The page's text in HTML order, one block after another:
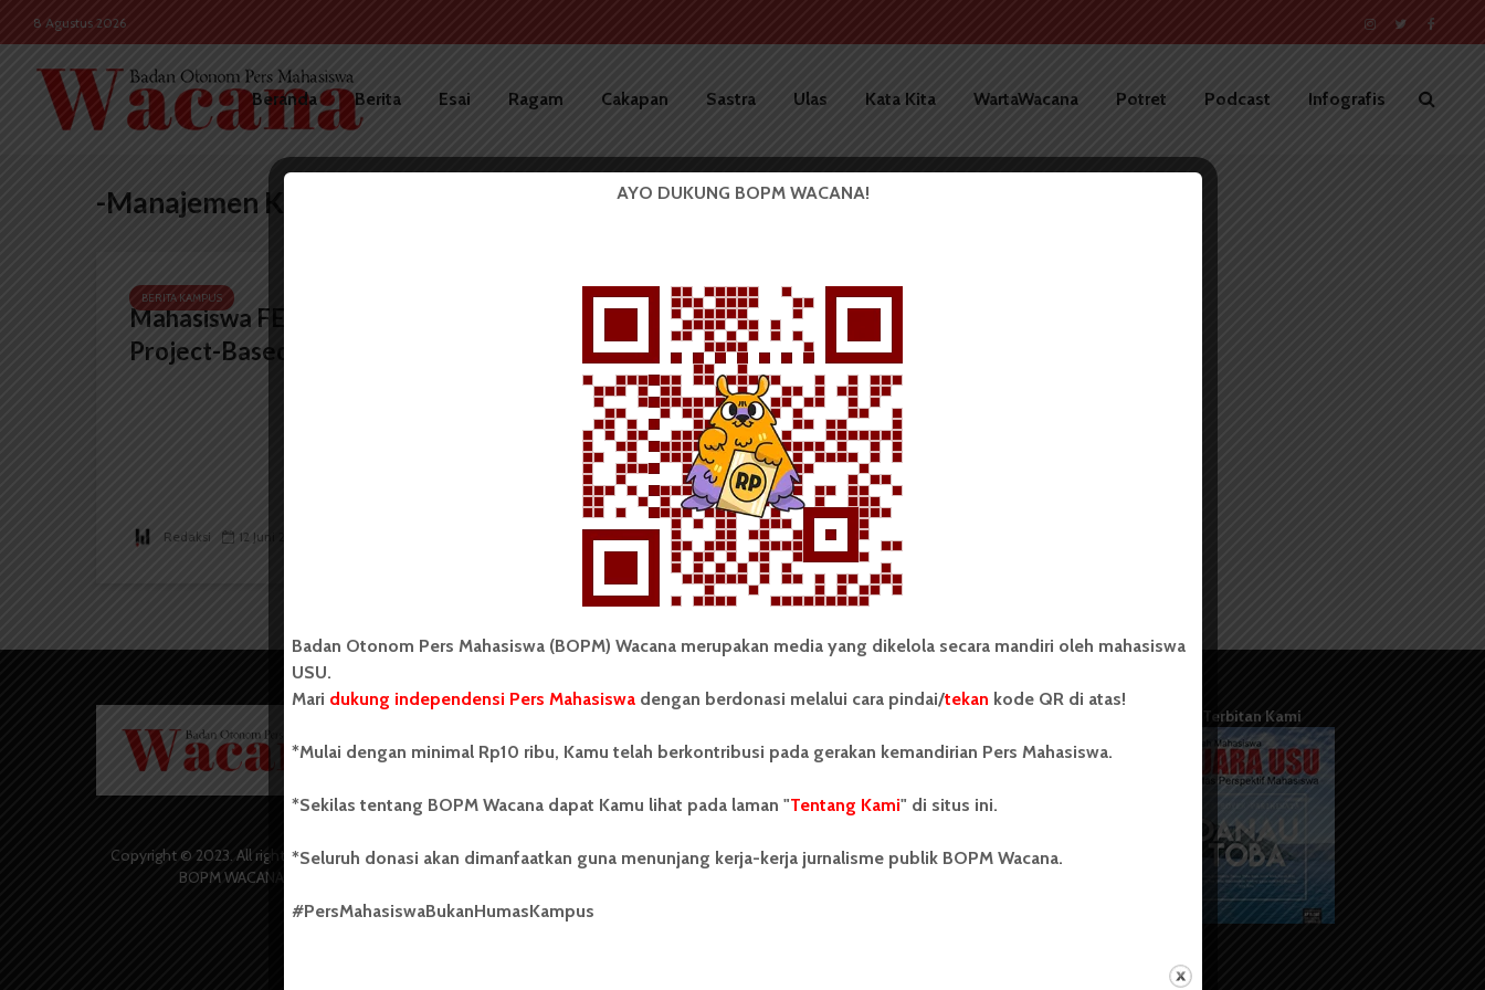
8 Agustus 2026
Beranda Berita Esai Ragam Cakapan Sastra Ulas Kata Kita WartaWacana Potret Podcast Infografis
-Manajemen Konsentrasi Kewirausahaan
BERITA KAMPUS
Mahasiswa FEB Sarankan
Project-Based Sebagai Tugas...
Redaksi 12 Juni 2021
Copyright © 2023. All rights reserved
BOPM WACANA.
Badan Otonom Pers Mahasiswa (BOPM)
yang berdiri di luar kampus dan dikelola
Universitas Sumatera Utara (USU).
salah satu Unit Kegiatan Mahasiswa
(UKM) di Universitas Sumatera Utara
USU yang berdiri pada 1 Juli 1995.
Kontribusi
Info Iklan
Pedoman Media Siber
Terbitan Kami
AYO DUKUNG BOPM WACANA!
Badan Otonom Pers Mahasiswa (BOPM) Wacana merupakan media yang dikelola secara mandiri oleh mahasiswa
USU.
Mari dukung independensi Pers Mahasiswadengan berdonasi melalui cara pindai/tekan kode QR di atas!
*Mulai dengan minimal Rp10 ribu, Kamu telah berkontribusi pada gerakan kemandirian Pers Mahasiswa.
*Sekilas tentang BOPM Wacana dapat Kamu lihat pada laman "Tentang Kami" di situs ini.
*Seluruh donasi akan dimanfaatkan guna menunjang kerja-kerja jurnalisme publik BOPM Wacana.
#PersMahasiswaBukanHumasKampus